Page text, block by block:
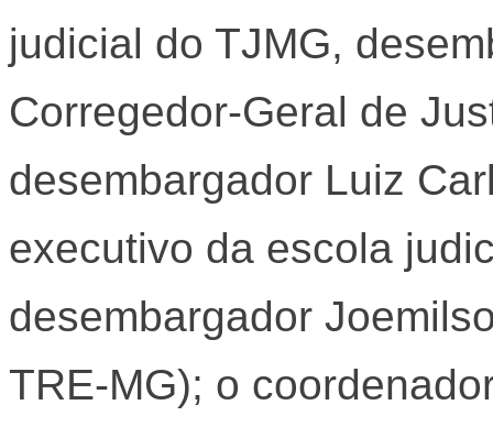
judicial do TJMG,
Corregedor-Geral de
desembargador Luiz
executivo da escola
desembargador
TRE-MG); o